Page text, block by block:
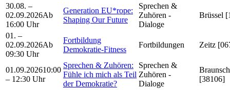
30.08. –
02.09.2026Ab
16:00 Uhr
Generation EU*rope:
Shaping Our Future
Sprechen &
Zuhören -
Dialoge
Brüssel
01. –
02.09.2026Ab
09:30 Uhr
Fortbildung
Demokratie-Fitness
Fortbildungen Zeitz
01.09.202610:00
– 12:30 Uhr
Sprechen & Zuhören:
Fühle ich mich als Teil
der Demokratie?
Sprechen &
Zuhören -
Dialoge
[38106]